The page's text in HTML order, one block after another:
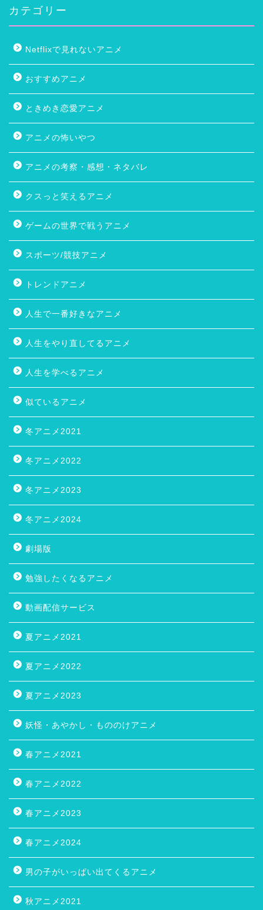
カテゴリー
Netflixで見れないアニメ
おすすめアニメ
ときめき恋愛アニメ
アニメの怖いやつ
アニメの考察・感想・ネタバレ
クスっと笑えるアニメ
ゲームの世界で戦うアニメ
スポーツ/競技アニメ
トレンドアニメ
人生で一番好きなアニメ
人生をやり直してるアニメ
人生を学べるアニメ
似ているアニメ
冬アニメ2021
冬アニメ2022
冬アニメ2023
冬アニメ2024
劇場版
勉強したくなるアニメ
動画配信サービス
夏アニメ2021
夏アニメ2022
夏アニメ2023
妖怪・あやかし・もののけアニメ
春アニメ2021
春アニメ2022
春アニメ2023
春アニメ2024
男の子がいっぱい出てくるアニメ
秋アニメ2021